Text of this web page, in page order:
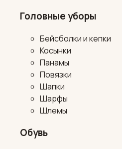
Головные уборы
Бейсболки и кепки
Косынки
Панамы
Повязки
Шапки
Шарфы
Шлемы
Обувь